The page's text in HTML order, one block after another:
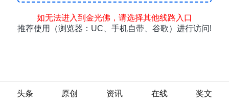
头条 原创 资讯 在线
奖文